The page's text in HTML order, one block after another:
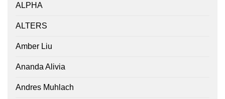
ALPHA
ALTERS
Amber Liu
Ananda Alivia
Andres Muhlach